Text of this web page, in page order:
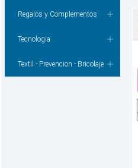
Regalos y Complementos
Tecnologia
Textil - Prevencion - Bricolaje